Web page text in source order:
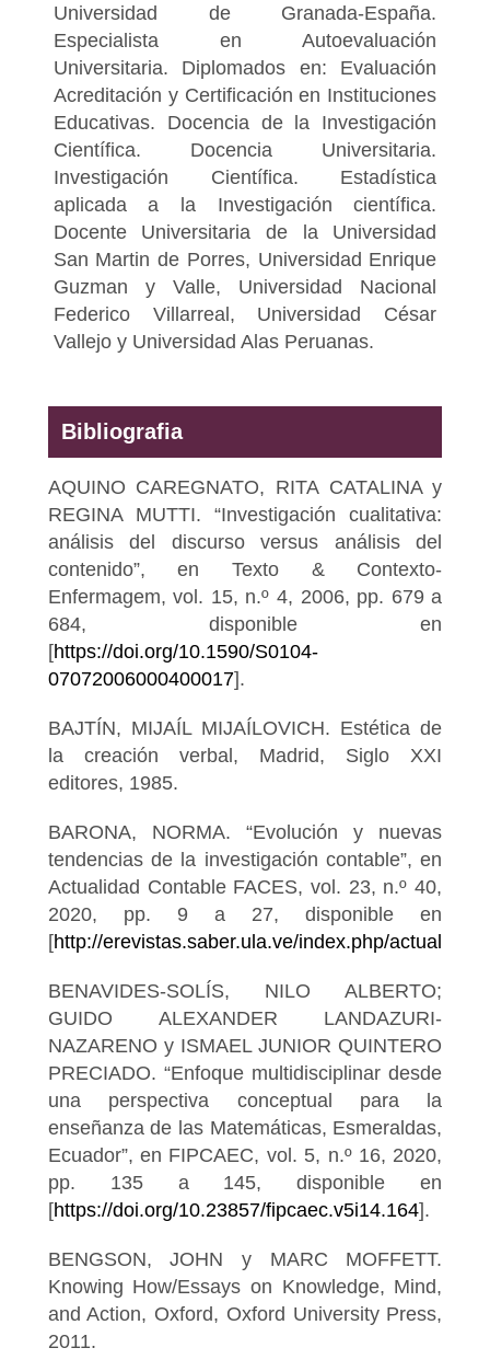
Universidad de Granada-España.
Especialista en Autoevaluación
Universitaria. Diplomados en: Evaluación
Acreditación y Certificación en Instituciones
Educativas. Docencia de la Investigación
Científica. Docencia Universitaria.
Investigación Científica. Estadística
aplicada a la Investigación científica.
Docente Universitaria de la Universidad
San Martin de Porres, Universidad Enrique
Guzman y Valle, Universidad Nacional
Federico Villarreal, Universidad César
Vallejo y Universidad Alas Peruanas.
Bibliografia
AQUINO CAREGNATO, RITA CATALINA y
REGINA MUTTI. “Investigación cualitativa:
análisis del discurso versus análisis del
contenido”, en Texto & Contexto-
Enfermagem, vol. 15, n.º 4, 2006, pp. 679 a
684, disponible en
[https://doi.org/10.1590/S0104-
07072006000400017].
BAJTÍN, MIJAÍL MIJAÍLOVICH. Estética de
la creación verbal, Madrid, Siglo XXI
editores, 1985.
BARONA, NORMA. “Evolución y nuevas
tendencias de la investigación contable”, en
Actualidad Contable FACES, vol. 23, n.º 40,
2020, pp. 9 a 27, disponible en
[http://erevistas.saber.ula.ve/index.php/
BENAVIDES-SOLÍS, NILO ALBERTO;
GUIDO ALEXANDER LANDAZURI-
NAZARENO y ISMAEL JUNIOR QUINTERO
PRECIADO. “Enfoque multidisciplinar desde
una perspectiva conceptual para la
enseñanza de las Matemáticas, Esmeraldas,
Ecuador”, en FIPCAEC, vol. 5, n.º 16, 2020,
pp. 135 a 145, disponible en
[https://doi.org/10.23857/fipcaec.v5i14.164].
BENGSON, JOHN y MARC MOFFETT.
Knowing How/Essays on Knowledge, Mind,
and Action, Oxford, Oxford University Press,
2011.